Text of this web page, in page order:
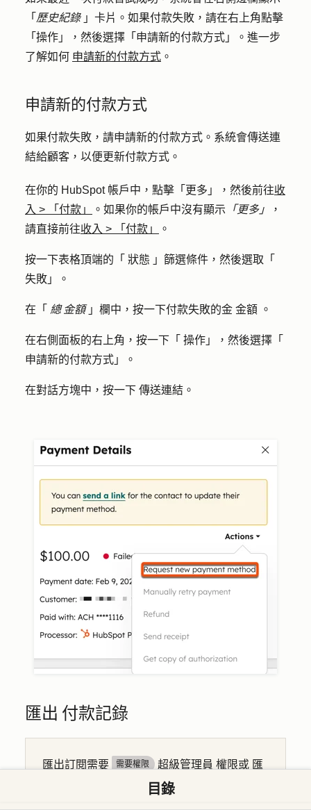
「 歷史紀錄」卡片。如果付款失敗，請在右上角點擊
「 操作 」，然後選擇「 申請新的付款方式 」。進一步
了解如何 申請新的付款方式 。
申請新的付款方式
如果付款失敗，請申請新的付款方式。系統會傳送連
結給顧客，以便更新付款方式。
在你的 HubSpot 帳戶中，點擊 「更多」 ，然後前往收
入 > 「付款」 。如果你的帳戶中沒有顯示 「更多」
，
請直接前往收入 > 「付款」 。
按一下表格頂端的「 狀態 」篩選條件，然後選取「
失敗 」。
在「 總 金額」欄中，按一下付款失敗的金 金額 。
在右側面板的右上角，按一下「 操作 」，然後選擇「
申請新的付款方式 」。
在對話方塊中，按一下 傳送連結 。
匯出 付款記錄
匯出訂閱需要 需要權限 超級管理員 權限或 匯
目錄